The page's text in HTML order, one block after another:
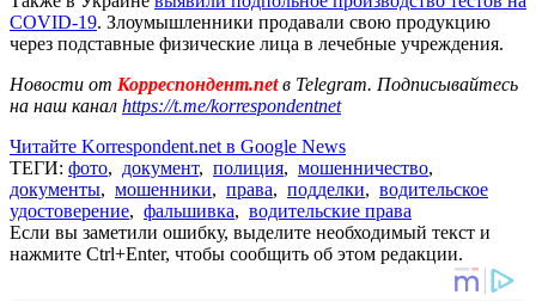
COVID-19. Злоумышленники продавали свою продукцию
через подставные физические лица в лечебные учреждения.
Новости от Корреспондент.netв Telegram. Подписывайтесь
на наш канал https://t.me/korrespondentnet
Читайте Korrespondent.net в Google News
ТЕГИ: фото, документ, полиция, мошенничество,
документы, мошенники, права, подделки, водительское
удостоверение, фальшивка, водительские права
Если вы заметили ошибку, выделите необходимый текст и
нажмите Ctrl+Enter, чтобы сообщить об этом редакции.